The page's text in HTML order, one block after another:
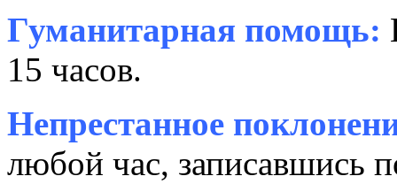
Гуманитарная помощь:
15 часов.
Непрестанное
любой час, записавшись